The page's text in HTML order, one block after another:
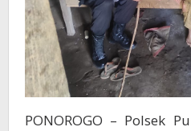
PONOROGO – Polsek